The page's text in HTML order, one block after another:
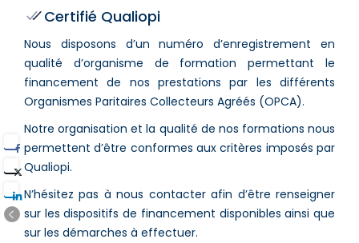
Certifié Qualiopi
Nous disposons d’un numéro d’enregistrement en
qualité d’organisme de formation permettant le
financement de nos prestations par les différents
Organismes Paritaires Collecteurs Agréés (OPCA).
Notre organisation et la qualité de nos formations nous
permettent d’être conformes aux critères imposés par
Qualiopi.
N’hésitez pas à nous contacter afin d’être renseigner
sur les dispositifs de financement disponibles ainsi que
sur les démarches à effectuer.